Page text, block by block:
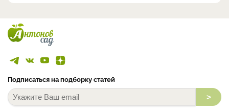
Подписаться на подборку статей
>